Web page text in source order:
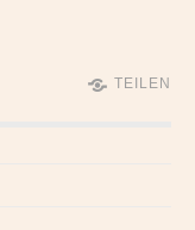
TEILEN